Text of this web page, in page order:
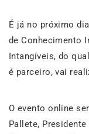
É já no próximo
de Conhecimento
Intangíveis, do
é parceiro, vai
O evento online
Pallete,